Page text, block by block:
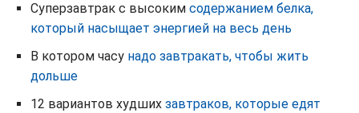
Суперзавтрак с высоким содержанием белка,
который насыщает энергией на весь день
В котором часу надо завтракать, чтобы жить
дольше
12 вариантов худших завтраков, которые едят